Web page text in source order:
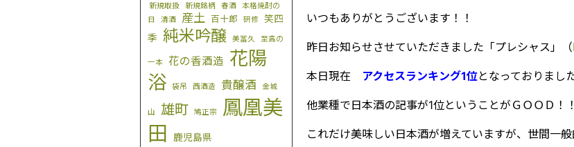
新規取扱 新規銘柄 春酒
本格焼酎の
日
清酒 産土 百十郎 研修
笑四
季 純米吟醸 美冨久 至高の
一本 花の香酒造 花陽
浴
袋吊 西酒造 貴醸酒 金城
山 雄町 鳩正宗
鳳凰美
田
鹿児島県
いつもありがとうございます！！
昨日お知らせさせていただきました「プレシャス」（
本日現在 アクセスランキング1位となっておりまし
他業種で日本酒の記事が1位ということがＧＯＯＤ！！
これだけ美味しい日本酒が増えていますが、世間一